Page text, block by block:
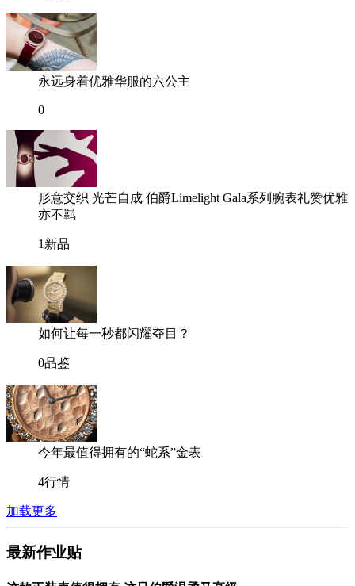
永远身着优雅华服的六公主
0
形意交织 光芒自成 伯爵Limelight Gala系列腕表礼赞优雅
亦不羁
1 新品
如何让每一秒都闪耀夺目？
0品鉴
今年最值得拥有的“蛇系”金表
4行情
加载更多
最新作业贴